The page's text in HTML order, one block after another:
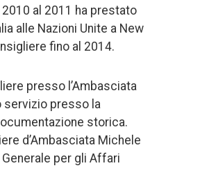
2010 al 2011 ha prestato
alle Nazioni Unite a New
fino al 2014.
presso l’Ambasciata
servizio presso la
storica.
d’Ambasciata Michele
per gli Affari